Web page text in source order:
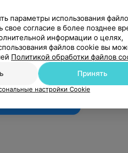
Рекомендую
параметры использования
свое согласие в более позднее
информации о целях,
файлов cookie вы
Политикой обработки файлов
Принять
настройки Cookie